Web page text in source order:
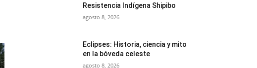
Resistencia Indígena Shipibo
agosto 8, 2026
Eclipses: Historia, ciencia y mito
en la bóveda celeste
agosto 8, 2026